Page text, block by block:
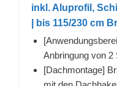
inkl. Aluprofil,
| bis 115/230 cm
Anbringung von 2
[Dachmontage]